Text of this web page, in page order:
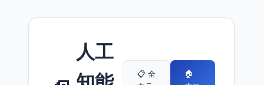
人工
📋 全
🏠